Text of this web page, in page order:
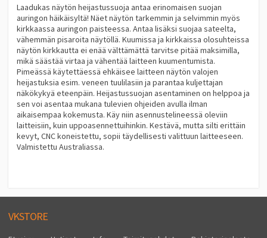
Laadukas näytön heijastussuoja antaa erinomaisen suojan
auringon häikäisyltä! Näet näytön tarkemmin ja selvimmin myös
kirkkaassa auringon paisteessa. Antaa lisäksi suojaa sateelta,
vähemmän pisaroita näytöllä. Kuumissa ja kirkkaissa olosuhteissa
näytön kirkkautta ei enää välttämättä tarvitse pitää maksimilla,
mikä säästää virtaa ja vähentää laitteen kuumentumista.
Pimeässä käytettäessä ehkäisee laitteen näytön valojen
heijastuksia esim. veneen tuulilasiin ja parantaa kuljettajan
näkökykyä eteenpäin. Heijastussuojan asentaminen on helppoa ja
sen voi asentaa mukana tulevien ohjeiden avulla ilman
aikaisempaa kokemusta. Käy niin asennustelineessä oleviin
laitteisiin, kuin uppoasennettuihinkin. Kestävä, mutta silti erittäin
kevyt, CNC koneistettu, sopii täydellisesti valittuun laitteeseen.
Valmistettu Australiassa.
VKSTORE